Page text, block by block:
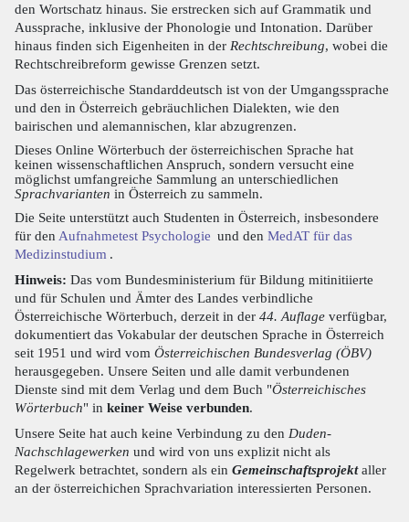
den Wortschatz hinaus. Sie erstrecken sich auf Grammatik und
Aussprache, inklusive der Phonologie und Intonation. Darüber
hinaus finden sich Eigenheiten in der Rechtschreibung, wobei die
Rechtschreibreform gewisse Grenzen setzt.
Das österreichische Standarddeutsch ist von der Umgangssprache
und den in Österreich gebräuchlichen Dialekten, wie den
bairischen und alemannischen, klar abzugrenzen.
Dieses Online Wörterbuch der österreichischen Sprache hat
keinen wissenschaftlichen Anspruch, sondern versucht eine
möglichst umfangreiche Sammlung an unterschiedlichen
Sprachvarianten in Österreich zu sammeln.
Die Seite unterstützt auch Studenten in Österreich, insbesondere
für den Aufnahmetest Psychologie und den MedAT für das
Medizinstudium .
Hinweis: Das vom Bundesministerium für Bildung mitinitiierte
und für Schulen und Ämter des Landes verbindliche
Österreichische Wörterbuch, derzeit in der 44. Auflage verfügbar,
dokumentiert das Vokabular der deutschen Sprache in Österreich
seit 1951 und wird vom Österreichischen Bundesverlag (ÖBV)
herausgegeben. Unsere Seiten und alle damit verbundenen
Dienste sind mit dem Verlag und dem Buch "Österreichisches
Wörterbuch" in keiner Weise verbunden.
Unsere Seite hat auch keine Verbindung zu den Duden-
Nachschlagewerken und wird von uns explizit nicht als
Regelwerk betrachtet, sondern als ein Gemeinschaftsprojektaller
an der österreichichen Sprachvariation interessierten Personen.